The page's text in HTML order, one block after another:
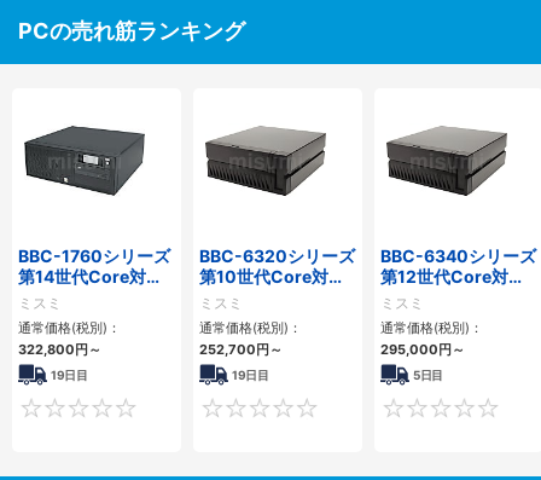
PCの売れ筋ランキング
BBC-1760シリーズ
第14世代Core対応
小型フロアマウント
3PCIe
ミスミ
通常価格(税別)：
322,800円～
19日目
0
BBC-6320シリーズ
第10世代Core対応
小型フロアマウント
FAPC 2PCI・2PCIe
ミスミ
通常価格(税別)：
252,700円～
19日目
0
BBC-6340シリーズ
第12世代Core対応
小型フロアマウント
PC2PCI/2PCIe
ミスミ
通常価格(税別)：
295,000円～
5日目